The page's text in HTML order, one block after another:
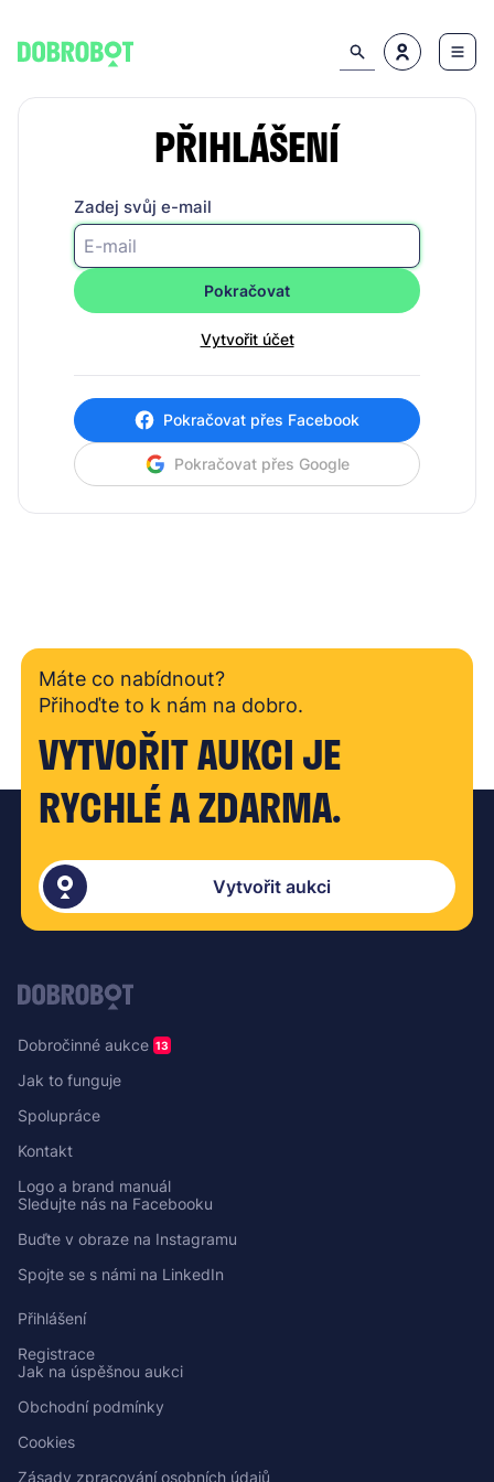
PŘIHLÁŠENÍ
Zadej svůj e-mail
Pokračovat
Vytvořit účet
Pokračovat přes Facebook
Pokračovat přes Google
Máte co nabídnout?
Přihoďte to k nám na dobro.
VYTVOŘIT AUKCI JE
RYCHLÉ A ZDARMA.
Vytvořit aukci
Dobročinné aukce 13
Jak to funguje
Spolupráce
Kontakt
Logo a brand manuál
Sledujte nás na Facebooku
Buďte v obraze na Instagramu
Spojte se s námi na LinkedIn
Přihlášení
Registrace
Jak na úspěšnou aukci
Obchodní podmínky
Cookies
Zásady zpracování osobních údajů